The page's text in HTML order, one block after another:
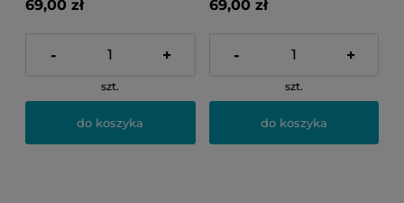
69,00 zł
- +
szt.
do koszyka
69,00 zł
- +
szt.
do koszyka